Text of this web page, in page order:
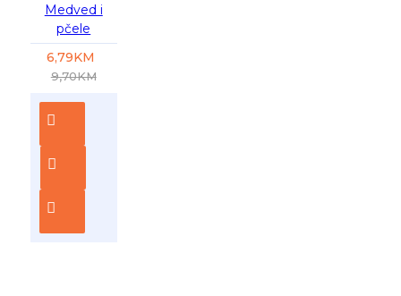
Medved i
pčele
6,79KM
9,70KM